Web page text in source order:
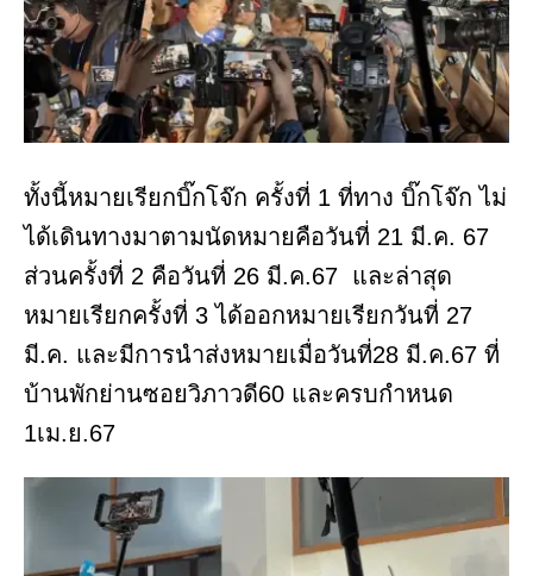
ทั้งนี้หมายเรียกบิ๊กโจ๊ก ครั้งที่ 1 ที่ทาง บิ๊กโจ๊ก ไม่
ได้เดินทางมาตามนัดหมายคือวันที่ 21 มี.ค. 67
ส่วนครั้งที่ 2 คือวันที่ 26 มี.ค.67 และล่าสุด
หมายเรียกครั้งที่ 3 ได้ออกหมายเรียกวันที่ 27
มี.ค. และมีการนำส่งหมายเมื่อวันที่28 มี.ค.67 ที่
บ้านพักย่านซอยวิภาวดี60 และครบกำหนด
1เม.ย.67